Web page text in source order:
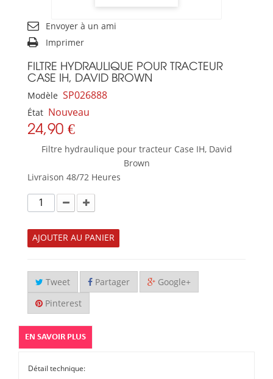
Envoyer à un ami
Imprimer
FILTRE HYDRAULIQUE POUR TRACTEUR
CASE IH, DAVID BROWN
Modèle SP026888
État Nouveau
24,90 €
Filtre hydraulique pour tracteur Case IH, David
Brown
Livraison 48/72 Heures
AJOUTER AU PANIER
Tweet Partager Google+
Pinterest
EN SAVOIR PLUS
Détail technique: